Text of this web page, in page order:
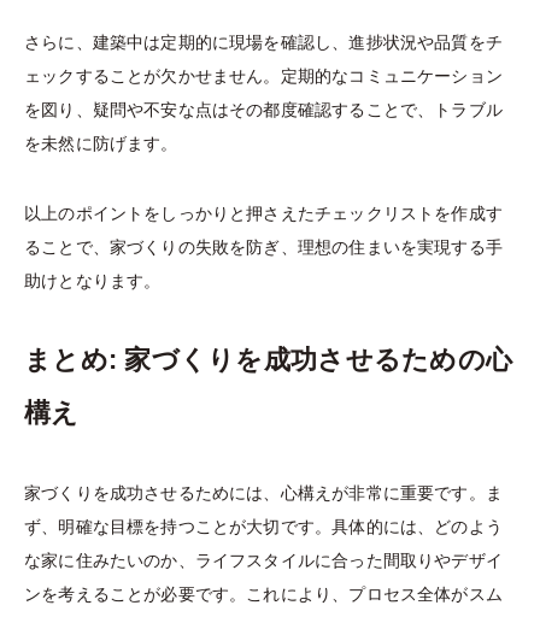
さらに、建築中は定期的に現場を確認し、進捗状況や品質をチ
ェックすることが欠かせません。定期的なコミュニケーション
を図り、疑問や不安な点はその都度確認することで、トラブル
を未然に防げます。
以上のポイントをしっかりと押さえたチェックリストを作成す
ることで、家づくりの失敗を防ぎ、理想の住まいを実現する手
助けとなります。
まとめ: 家づくりを成功させるための心
構え
家づくりを成功させるためには、心構えが非常に重要です。ま
ず、明確な目標を持つことが大切です。具体的には、どのよう
な家に住みたいのか、ライフスタイルに合った間取りやデザイ
ンを考えることが必要です。これにより、プロセス全体がスム